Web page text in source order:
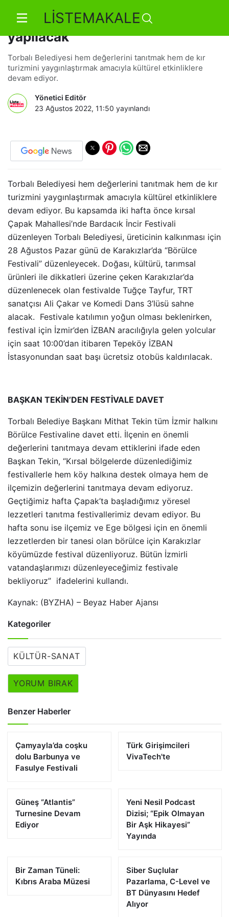
LİSTEMAKALE
Karakızlar’da “Börülce Festivali”
yapılacak
Torbalı Belediyesi hem değerlerini tanıtmak hem de kır
turizmini yaygınlaştırmak amacıyla kültürel etkinliklere
devam ediyor.
Yönetici Editör
23 Ağustos 2022, 11:50 yayınlandı
Torbalı Belediyesi hem değerlerini tanıtmak hem de kır
turizmini yaygınlaştırmak amacıyla kültürel etkinliklere
devam ediyor. Bu kapsamda iki hafta önce kırsal
Çapak Mahallesi’nde Bardacık İncir Festivali
düzenleyen Torbalı Belediyesi, üreticinin kalkınması için
28 Ağustos Pazar günü de Karakızlar’da “Börülce
Festivali” düzenleyecek. Doğası, kültürü, tarımsal
ürünleri ile dikkatleri üzerine çeken Karakızlar’da
düzenlenecek olan festivalde Tuğçe Tayfur, TRT
sanatçısı Ali Çakar ve Komedi Dans 3’lüsü sahne
alacak. Festivale katılımın yoğun olması beklenirken,
festival için İzmir’den İZBAN aracılığıyla gelen yolcular
için saat 10:00’dan itibaren Tepeköy İZBAN
İstasyonundan saat başı ücretsiz otobüs kaldırılacak.
BAŞKAN TEKİN’DEN FESTİVALE DAVET
Torbalı Belediye Başkanı Mithat Tekin tüm İzmir halkını
Börülce Festivaline davet etti. İlçenin en önemli
değerlerini tanıtmaya devam ettiklerini ifade eden
Başkan Tekin, “Kırsal bölgelerde düzenlediğimiz
festivallerle hem köy halkına destek olmaya hem de
ilçemizin değerlerini tanıtmaya devam ediyoruz.
Geçtiğimiz hafta Çapak’ta başladığımız yöresel
lezzetleri tanıtma festivallerimiz devam ediyor. Bu
hafta sonu ise ilçemiz ve Ege bölgesi için en önemli
lezzetlerden bir tanesi olan börülce için Karakızlar
köyümüzde festival düzenliyoruz. Bütün İzmirli
vatandaşlarımızı düzenleyeceğimiz festivale
bekliyoruz” ifadelerini kullandı.
Kaynak: (BYZHA) – Beyaz Haber Ajansı
Kategoriler
KÜLTÜR-SANAT
YORUM BIRAK
Benzer Haberler
Çamyayla’da coşku
dolu Barbunya ve
Fasulye Festivali
Türk Girişimcileri
VivaTech'te
Güneş “Atlantis”
Turnesine Devam
Ediyor
Yeni Nesil Podcast
Dizisi; “Epik Olmayan
Bir Aşk Hikayesi”
Yayında
Bir Zaman Tüneli:
Kıbrıs Araba Müzesi
Siber Suçlular
Pazarlama, C-Level ve
BT Dünyasını Hedef
Alıyor